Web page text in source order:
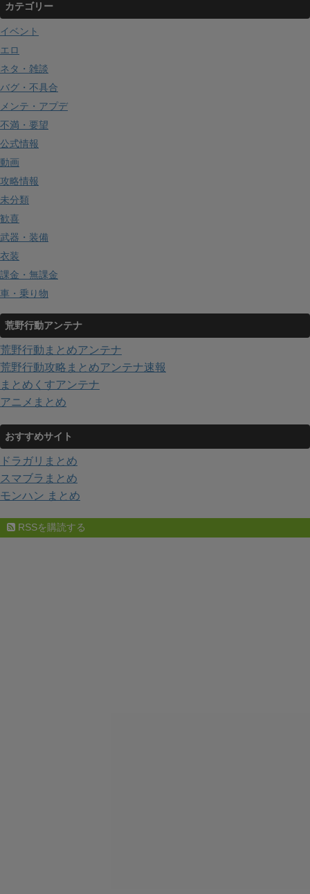
カテゴリー
イベント
エロ
ネタ・雑談
バグ・不具合
メンテ・アプデ
不満・要望
公式情報
動画
攻略情報
未分類
歓喜
武器・装備
衣装
課金・無課金
車・乗り物
荒野行動アンテナ
荒野行動まとめアンテナ
荒野行動攻略まとめアンテナ速報
まとめくすアンテナ
アニメまとめ
おすすめサイト
ドラガリまとめ
スマブラまとめ
モンハン まとめ
RSSを購読する